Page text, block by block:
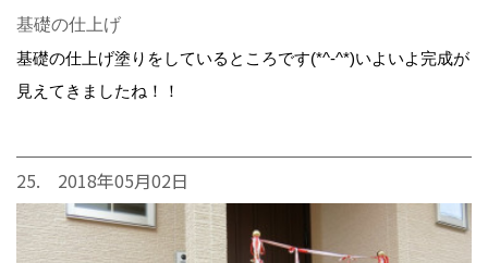
基礎の仕上げ
基礎の仕上げ塗りをしているところです(*^-^*)いよいよ完成が
見えてきましたね！！
25. 2018年05月02日